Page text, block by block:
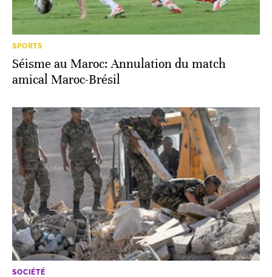
SPORTS
Séisme au Maroc: Annulation du match
amical Maroc-Brésil
SOCIÉTÉ